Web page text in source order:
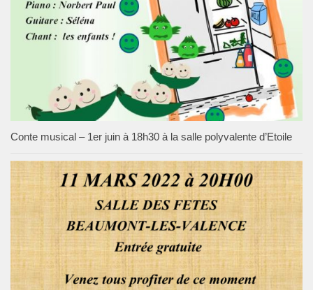
Conte musical – 1er juin à 18h30 à la salle polyvalente d’Etoile